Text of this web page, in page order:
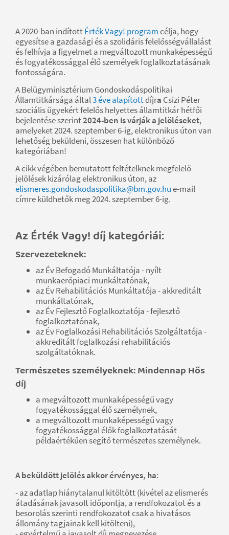
A 2020-ban indítottÉrték Vagy! programcélja, hogy
egyesítse a gazdasági és a szolidáris felelősségvállalást
és felhívja a figyelmet a megváltozott munkaképességű
és fogyatékossággal élő személyek foglalkoztatásának
fontosságára.
A Belügyminisztérium Gondoskodáspolitikai
Államtitkársága által3 éve alapítottdíjra Csizi Péter
szociális ügyekért felelős helyettes államtitkár hétfői
bejelentése szerint2024-ben is várják a jelöléseket,
amelyeket 2024. szeptember 6-ig, elektronikus úton van
lehetőség beküldeni, összesen hat különböző
kategóriában!
A cikk végében bemutatott feltételknek megfelelő
jelölések kizárólag elektronikus úton, az
elismeres.gondoskodaspolitika@bm.gov.hue-mail
címre küldhetők meg 2024. szeptember 6-ig.
Az Érték Vagy! díj kategóriái:
Szervezeteknek:
az Év Befogadó Munkáltatója - nyílt
munkaerőpiaci munkáltatónak,
az Év Rehabilitációs Munkáltatója - akkreditált
munkáltatónak,
az Év Fejlesztő Foglalkoztatója - fejlesztő
foglalkoztatónak,
az Év Foglalkozási Rehabilitációs Szolgáltatója -
akkreditált foglalkozási rehabilitációs
szolgáltatóknak.
Természetes személyeknek: Mindennap Hős
díj
a megváltozott munkaképességű vagy
fogyatékossággal élő személynek,
a megváltozott munkaképességű vagy
fogyatékossággal élők foglalkoztatását
példaértékűen segítő természetes személynek.
A beküldött jelölés akkor érvényes, ha:
- az adatlap hiánytalanul kitöltött (kivétel az elismerés
átadásának javasolt időpontja, a rendfokozatot és a
besorolás szerinti rendfokozatot csak a hivatásos
állomány tagjainak kell kitölteni),